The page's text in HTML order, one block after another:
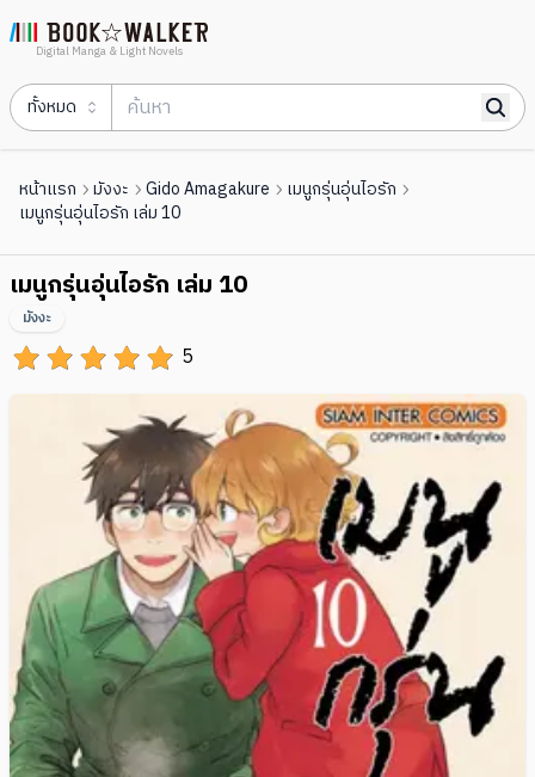
Digital Manga & Light Novels
ทั้งหมด
หน้าแรก มังงะ Gido Amagakure
เมนูกรุ่นอุ่นไอรัก
เมนูกรุ่นอุ่นไอรัก เล่ม 10
เมนูกรุ่นอุ่นไอรัก เล่ม 10
5
มังงะ